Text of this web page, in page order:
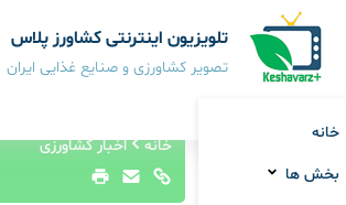
تلویزیون اینترنتی کشاورز پلاس
تصویر کشاورزی و صنایع غذایی ایران
خانه
بخش ها
خانه اخبار کشاورزی